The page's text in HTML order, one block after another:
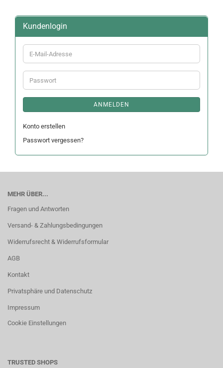
Kundenlogin
E-
Mail-
Adresse
Passwort
ANMELDEN
Konto erstellen
Passwort vergessen?
MEHR ÜBER...
Fragen und Antworten
Versand- & Zahlungsbedingungen
Widerrufsrecht & Widerrufsformular
AGB
Kontakt
Privatsphäre und Datenschutz
Impressum
Cookie Einstellungen
TRUSTED SHOPS